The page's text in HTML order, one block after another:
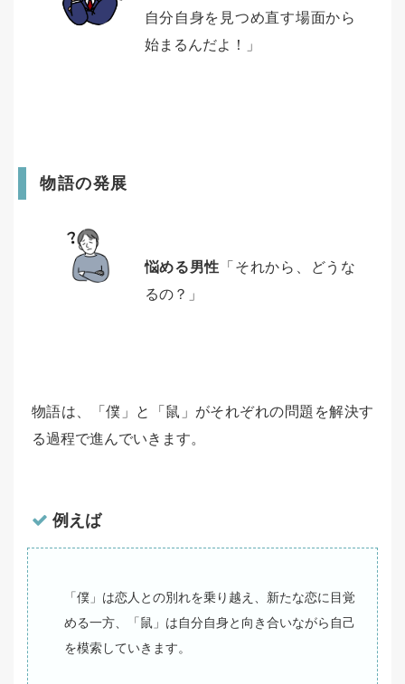
自分自身を見つめ直す場面から
始まるんだよ！」
物語の発展
悩める男性 「それから、どうな
るの？」
物語は、「僕」と「鼠」がそれぞれの問題を解決す
る過程で進んでいきます。
例えば
「僕」は恋人との別れを乗り越え、新たな恋に目覚
める一方、「鼠」は自分自身と向き合いながら自己
を模索していきます。